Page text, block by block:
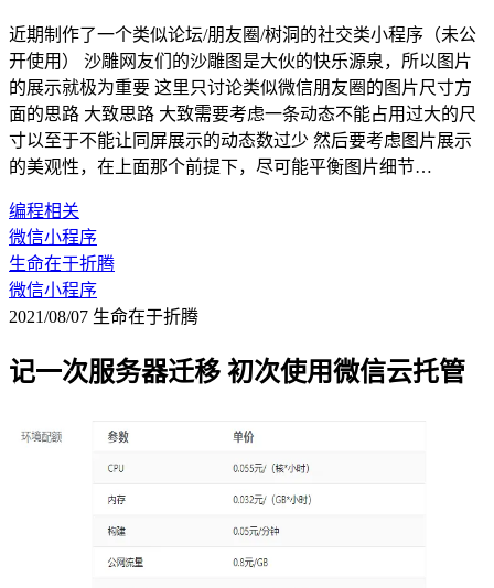
近期制作了一个类似论坛/朋友圈/树洞的社交类小程序（未公
开使用） 沙雕网友们的沙雕图是大伙的快乐源泉，所以图片
的展示就极为重要 这里只讨论类似微信朋友圈的图片尺寸方
面的思路 大致思路 大致需要考虑一条动态不能占用过大的尺
寸以至于不能让同屏展示的动态数过少 然后要考虑图片展示
的美观性，在上面那个前提下，尽可能平衡图片细节…
编程相关
微信小程序
生命在于折腾
微信小程序
2021/08/07 生命在于折腾
记一次服务器迁移 初次使用微信云托管